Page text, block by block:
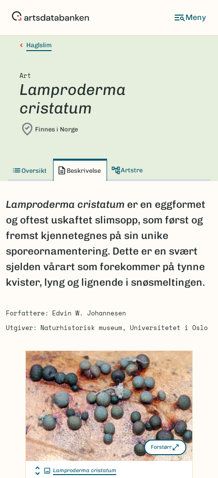
Haglslim
Art
Lamproderma
cristatum
Finnes i Norge
Oversikt Beskrivelse Artstre
Lamproderma cristatum er en eggformet
og oftest uskaftet slimsopp, som først og
fremst kjennetegnes på sin unike
sporeornamentering. Dette er en svært
sjelden vårart som forekommer på tynne
kvister, lyng og lignende i snøsmeltingen.
Forfattere
Edvin W. Johannesen
Utgiver
Naturhistorisk museum, Universitetet i Oslo
Forstørr
Lamproderma cristatum